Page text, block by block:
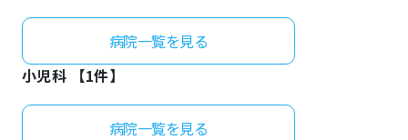
病院一覧を見る
小児科 【1件】
病院一覧を見る